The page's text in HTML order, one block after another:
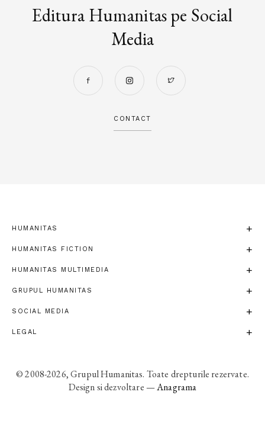
Editura Humanitas pe Social
Media
CONTACT
HUMANITAS
HUMANITAS FICTION
HUMANITAS MULTIMEDIA
GRUPUL HUMANITAS
SOCIAL MEDIA
LEGAL
© 2008-2026, Grupul Humanitas. Toate drepturile rezervate.
Design si dezvoltare —Anagrama